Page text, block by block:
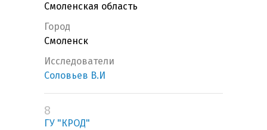
Смоленская область
Город
Смоленск
Исследователи
Соловьев В.И
8
ГУ "КРОД"